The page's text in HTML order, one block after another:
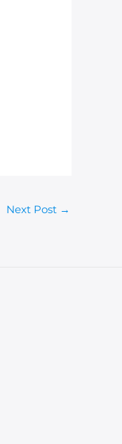
Next Post →